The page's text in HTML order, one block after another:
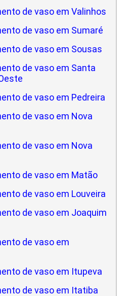
de vaso em Valinhos
de vaso em Sumaré
de vaso em Sousas
de vaso em Santa
de vaso em Pedreira
de vaso em Nova
de vaso em Nova
de vaso em Matão
de vaso em Louveira
de vaso em Joaquim
de vaso em
de vaso em Itupeva
de vaso em Itatiba